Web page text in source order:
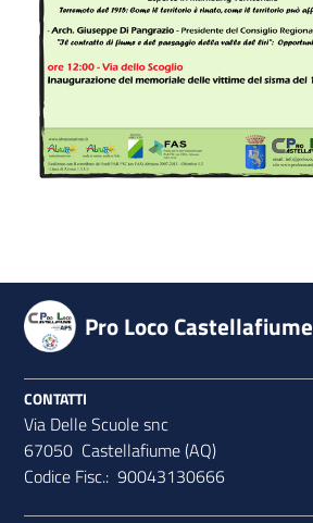
Pro Loco Castellafiume
CONTATTI
Via Delle Scuole snc
67050 Castellafiume (AQ)
Codice Fisc.: 90043130666